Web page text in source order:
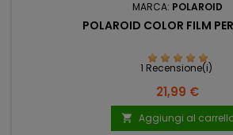
MARCA: POLAROID
POLAROID COLOR FILM
1 Recensione(i)
Prezzo
21,99 €
 Aggiungi al